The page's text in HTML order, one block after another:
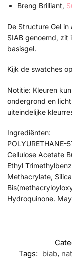
Breng Brilliant,
De Structure Gel
SIAB genoemd, zit
basisgel.
Kijk de swatches
Notitie: Kleuren
ondergrond en
uiteindelijke
Ingrediënten:
Cellulose Acetate
Ethyl
Methacrylate,
Hydroquinone.
Tags: biab,